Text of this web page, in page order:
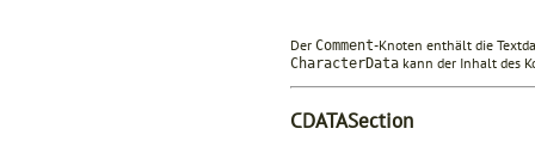
Der Comment-Knoten enthält die
CharacterData kann der Inhalt des
CDATASection